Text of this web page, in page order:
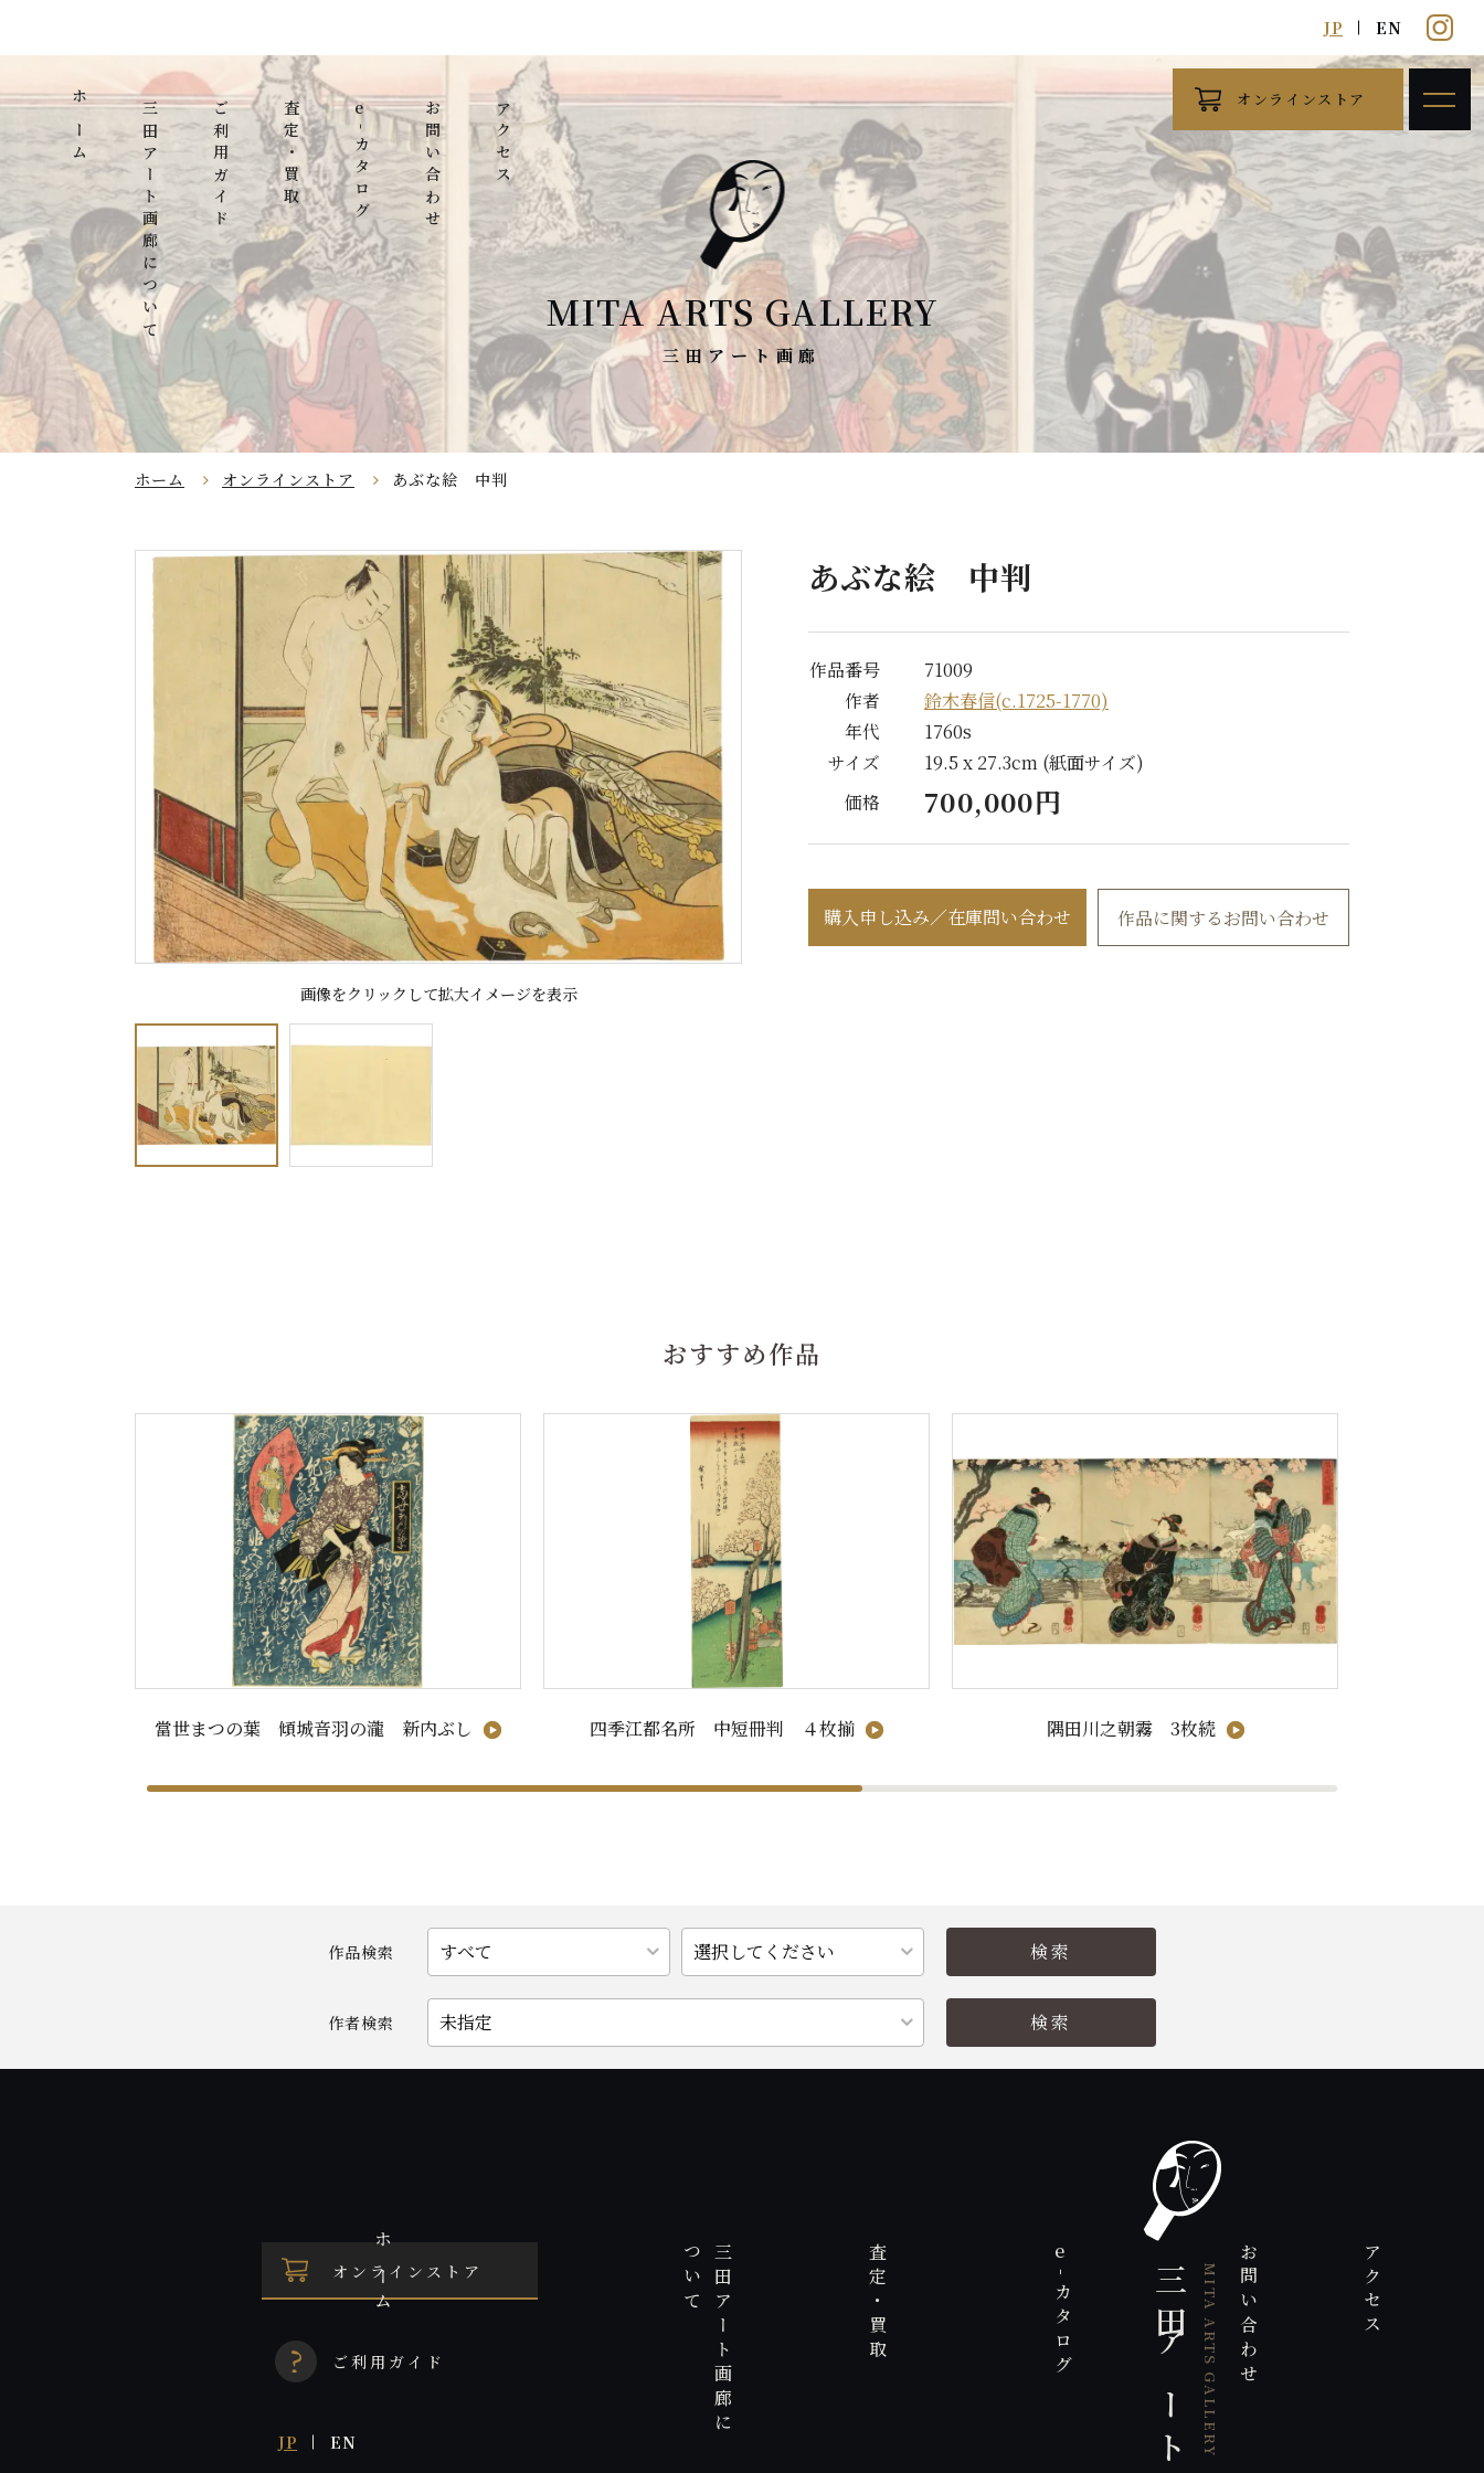
オンラインストア
ホーム 三田アート画廊について ご利用ガイド 査定・買取 e
-カタログ お問い合わせ アクセス
JP EN
MITA ARTS GALLERY
ホーム オンラインストア あぶな絵 中判
画像をクリックして拡大イメージを表示
あぶな絵 中判
作品番号
71009
作者
鈴木春信(c.1725-1770)
年代
1760s
サイズ
19.5 x 27.3cm (紙面サイズ)
価格
700,000円
購入申し込み／在庫問い合わせ 作品に関するお問い合わせ
おすすめ作品
當世まつの葉 傾城音羽の瀧 新内ぶし 四季江都名所 中短冊判 ４枚揃 隅田川之朝霧 3枚続
作品検索
作者検索
三田アート画廊
オンラインストア
ご利用ガイド
JP EN
ホーム 三
田
ア
ー
ト
画
廊
に
つ
い
て 査定・買取 e
-カタログ お問い合わせ アクセス